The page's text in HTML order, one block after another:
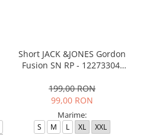
Short JACK &JONES Gordon
Fusion SN RP - 12273304-
199,00 RON
99,00 RON
Marime:
S M L XL XXL